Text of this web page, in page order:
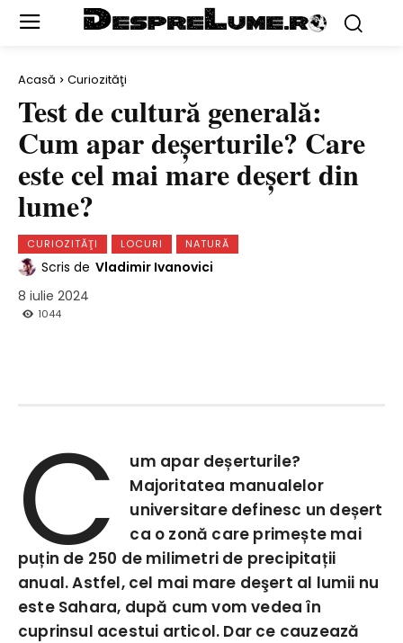
Acasă Curiozităţi
Test de cultură generală:
Cum apar deșerturile? Care
este cel mai mare deşert din
lume?
CURIOZITĂŢI LOCURI NATURĂ
Scris de Vladimir Ivanovici
8 iulie 2024
1044
C
um apar deșerturile?
Majoritatea manualelor
universitare definesc un deșert
ca o zonă care primește mai
puțin de 250 de milimetri de precipitații
anual. Astfel, cel mai mare deşert al lumii nu
este Sahara, după cum vom vedea în
cuprinsul acestui articol. Dar ce cauzează